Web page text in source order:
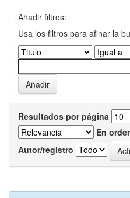
Añadir filtros:
Usa los filtros para afinar la
Resultados por página
En
Autor/registro